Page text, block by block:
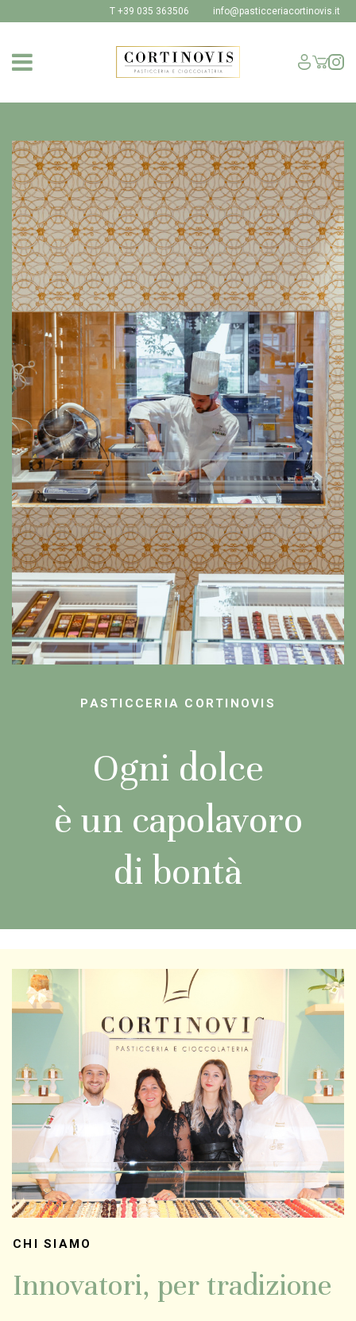
T +39 035 363506 info@pasticceriacortinovis.it
SHOP
I NOSTRI PRODOTTI
PASTICCERIA CORTINOVIS
Ogni dolce
è un capolavoro
di bontà
CHI SIAMO
Innovatori, per tradizione